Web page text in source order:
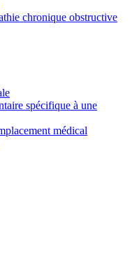
chronique obstructive
spécifique à une
médical